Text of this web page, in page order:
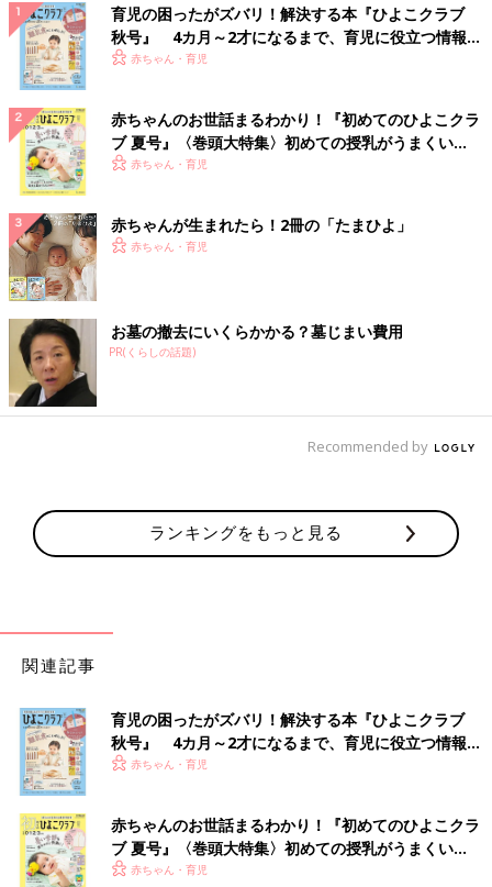
に出入口から一番近い席で観ました」
「仮面ライダーを 3歳
で観に行きました。最初に部屋が暗くなっ
て泣く子、敵が出てくるシーンで泣いてる子もいました。もし、
ずーっと泣いてるようなら一旦、外へ出る勇気も持って下さい。
他の人の迷惑にもなるし、何より泣き続けてる子が可哀想なの
で」
映画館によっては、赤ちゃん連れでも安心して参加できる「映画
デビュー」向けの上映回を実施している場合もあります。
「泣いたらどうしよう…」という不安がある方こそ、こうした企
画から一歩踏み出してみるのもおすすめです。
赤ちゃん・ママ・パパ、それぞれのペースで映画館が“楽しい場
所”になりますように。
（文・井上裕紀子）
突然「蜂窩織炎（ほうかしきえん）」で入院す
て、一緒に大好きな絵本を読んで、一緒に寝れ
ると当たり前に思っていたのに…
■文中のコメントはすべて、『ウィメンズパーク』（2022年1月
あります。
育児の困ったがズバリ！解決する本『ひよこクラブ
秋号』 4カ月～2才になるまで、育児に役立つ情報が
いっぱい！
赤ちゃん・育児
赤ちゃんのお世話まるわかり！『初めてのひよこクラ
ブ 夏号』〈巻頭大特集〉初めての授乳がうまくい
く！ おっぱい・ミルクの基本と夏のトラブル 解決テ
赤ちゃん・育児
赤ちゃんが生まれたら！2冊の「たまひよ」
赤ちゃん・育児
お墓の撤去にいくらかかる？墓じまい費用
PR(くらしの話題)
Recommended by
ランキングをもっと見る
関連記事
育児の困ったがズバリ！解決する本『ひよこクラブ
秋号』 4カ月～2才になるまで、育児に役立つ情報が
いっぱい！
赤ちゃん・育児
赤ちゃんのお世話まるわかり！『初めてのひよこクラ
ブ 夏号』〈巻頭大特集〉初めての授乳がうまくい
く！ おっぱい・ミルクの基本と夏のトラブル 解決テ
赤ちゃん・育児